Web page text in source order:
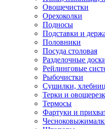
Овощечистки
Орехоколки
Подносы
Подставки и
Половники
Посуда столовая
Разделочные
Рейлинговые
Рыбочистки
Сушилки,
Терки и
Термосы
Фартуки и